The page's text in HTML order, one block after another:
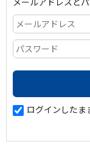
メールアドレスと
ログインしたま